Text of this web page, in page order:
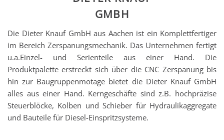
GMBH
Die Dieter Knauf GmbH aus Aachen ist ein Komplettfertiger
im Bereich Zerspanungsmechanik. Das Unternehmen fertigt
u.a.Einzel- und Serienteile aus einer Hand. Die
Produktpalette erstreckt sich über die CNC Zerspanung bis
hin zur Baugruppenmotage bietet die Dieter Knauf GmbH
alles aus einer Hand. Kerngeschäfte sind z.B. hochpräzise
Steuerblöcke, Kolben und Schieber für Hydraulikaggregate
und Bauteile für Diesel-Einspritzsysteme.